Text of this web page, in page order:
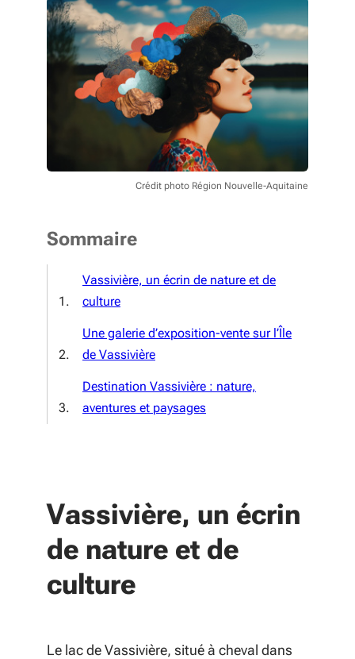
Crédit photo Région Nouvelle-Aquitaine
Sommaire
Vassivière, un écrin de nature et de
culture
Une galerie d’exposition-vente sur l’Île
de Vassivière
Destination Vassivière : nature,
aventures et paysages
Vassivière, un écrin
de nature et de
culture
Le lac de Vassivière, situé à cheval dans